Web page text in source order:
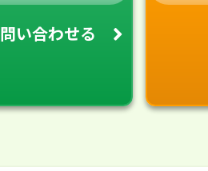
問い合わせる